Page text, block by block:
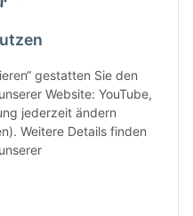
ein Ladengeschäft in Hütten:
gestatten Sie den
Website: YouTube,
jederzeit ändern
Weitere Details finden